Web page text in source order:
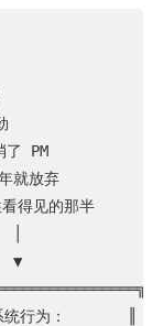
了 PM
就放弃
得见的那半
▼
行为：       ║